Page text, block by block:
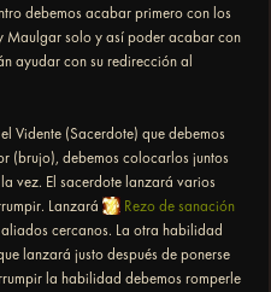
debemos acabar primero con los
Maulgar solo y así poder acabar con
ayudar con su redirección al
Vidente (Sacerdote) que debemos
(brujo), debemos colocarlos juntos
vez. El sacerdote lanzará varios
Lanzará
Rezo de sanación
cercanos. La otra habilidad
lanzará justo después de ponerse
la habilidad debemos romperle